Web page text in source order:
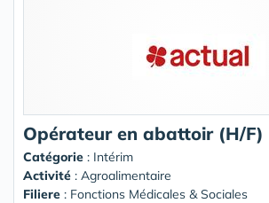
Opérateur en abattoir (H/F)
Catégorie : Intérim
Activité : Agroalimentaire
Filiere : Fonctions Médicales & Sociales